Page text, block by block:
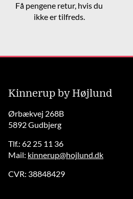
Få pengene retur, hvis du
ikke er tilfreds.
Kinnerup by Højlund
Ørbækvej 268B
5892 Gudbjerg
Tlf.: 62 25 11 36
Mail: kinnerup@hojlund.dk
CVR: 38848429